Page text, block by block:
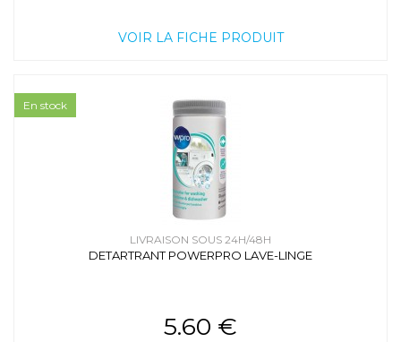
VOIR LA FICHE PRODUIT
LIVRAISON SOUS 24H/48H
DETARTRANT POWERPRO LAVE-LINGE
5.60 €
En stock